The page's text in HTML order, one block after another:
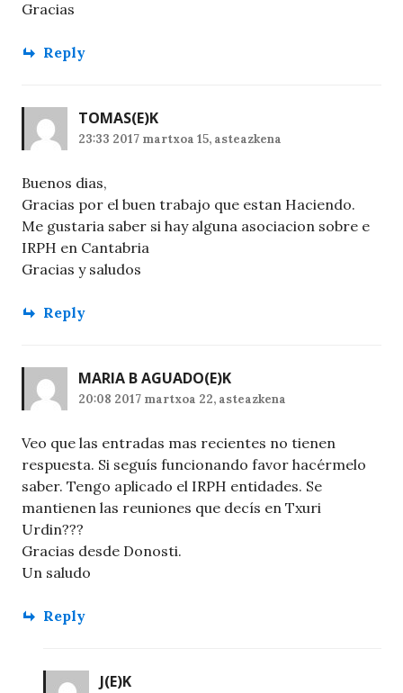
Gracias
Reply
TOMAS(E)K
23:33 2017 martxoa 15, asteazkena
Buenos dias,
Gracias por el buen trabajo que estan Haciendo.
Me gustaria saber si hay alguna asociacion sobre e
IRPH en Cantabria
Gracias y saludos
Reply
MARIA B AGUADO(E)K
20:08 2017 martxoa 22, asteazkena
Veo que las entradas mas recientes no tienen
respuesta. Si seguís funcionando favor hacérmelo
saber. Tengo aplicado el IRPH entidades. Se
mantienen las reuniones que decís en Txuri
Urdin???
Gracias desde Donosti.
Un saludo
Reply
J(E)K